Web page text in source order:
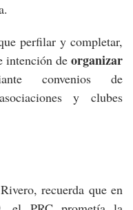
perfilar y completar,
intención de organizar
convenios de
y clubes
recuerda que en